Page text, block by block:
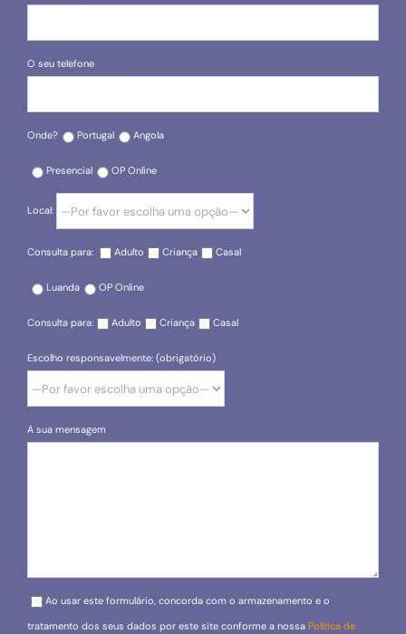
O seu telefone
Onde? Portugal Angola
Presencial OP Online
Local:
Consulta para: Adulto Criança Casal
Luanda OP Online
Consulta para: Adulto Criança Casal
Escolho responsavelmente: (obrigatório)
A sua mensagem
Please leave this field empty.
Ao usar este formulário, concorda com o armazenamento e o
tratamento dos seus dados por este site conforme a nossa Política de